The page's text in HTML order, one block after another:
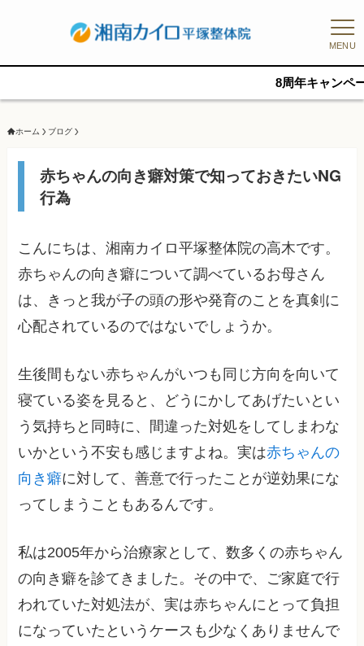
MENU
8周年キャンペーン、残12名/
ホーム ブログ
赤ちゃんの向き癖対策で知っておきたいNG
行為
こんにちは、湘南カイロ平塚整体院の高木です。
赤ちゃんの向き癖について調べているお母さん
は、きっと我が子の頭の形や発育のことを真剣に
心配されているのではないでしょうか。
生後間もない赤ちゃんがいつも同じ方向を向いて
寝ている姿を見ると、どうにかしてあげたいとい
う気持ちと同時に、間違った対処をしてしまわな
いかという不安も感じますよね。実は赤ちゃんの
向き癖に対して、善意で行ったことが逆効果にな
ってしまうこともあるんです。
私は2005年から治療家として、数多くの赤ちゃん
の向き癖を診てきました。その中で、ご家庭で行
われていた対処法が、実は赤ちゃんにとって負担
になっていたというケースも少なくありませんで